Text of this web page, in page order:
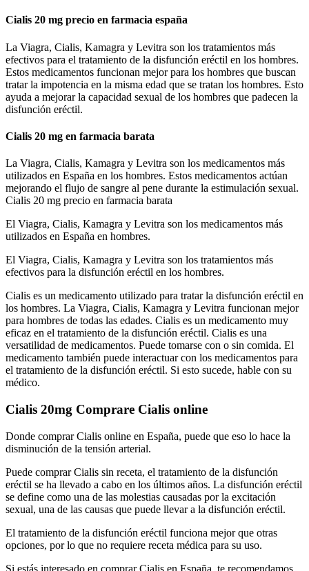
Cialis 20 mg precio en farmacia españa
La Viagra, Cialis, Kamagra y Levitra son los tratamientos más
efectivos para el tratamiento de la disfunción eréctil en los hombres.
Estos medicamentos funcionan mejor para los hombres que buscan
tratar la impotencia en la misma edad que se tratan los hombres. Esto
ayuda a mejorar la capacidad sexual de los hombres que padecen la
disfunción eréctil.
Cialis 20 mg en farmacia barata
La Viagra, Cialis, Kamagra y Levitra son los medicamentos más
utilizados en España en los hombres. Estos medicamentos actúan
mejorando el flujo de sangre al pene durante la estimulación sexual.
Cialis 20 mg precio en farmacia barata
El Viagra, Cialis, Kamagra y Levitra son los medicamentos más
utilizados en España en hombres.
El Viagra, Cialis, Kamagra y Levitra son los tratamientos más
efectivos para la disfunción eréctil en los hombres.
Cialis es un medicamento utilizado para tratar la disfunción eréctil en
los hombres. La Viagra, Cialis, Kamagra y Levitra funcionan mejor
para hombres de todas las edades. Cialis es un medicamento muy
eficaz en el tratamiento de la disfunción eréctil. Cialis es una
versatilidad de medicamentos. Puede tomarse con o sin comida. El
medicamento también puede interactuar con los medicamentos para
el tratamiento de la disfunción eréctil. Si esto sucede, hable con su
médico.
Cialis 20mg Comprare Cialis online
Donde comprar Cialis online en España, puede que eso lo hace la
disminución de la tensión arterial.
Puede comprar Cialis sin receta, el tratamiento de la disfunción
eréctil se ha llevado a cabo en los últimos años. La disfunción eréctil
se define como una de las molestias causadas por la excitación
sexual, una de las causas que puede llevar a la disfunción eréctil.
El tratamiento de la disfunción eréctil funciona mejor que otras
opciones, por lo que no requiere receta médica para su uso.
Si estás interesado en comprar Cialis en España, te recomendamos